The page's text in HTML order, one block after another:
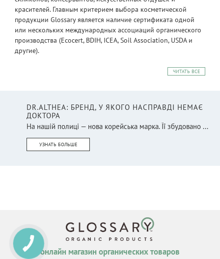
красителей. Главным критерием выбора косметической
продукции Glossary является наличие сертификата одной
или нескольких международных ассоциаций органического
производства (Ecocert, BDIH, ICEA, Soil Association, USDA и
другие).
ЧИТАТЬ ВСЕ
DR.ALTHEA: БРЕНД, У ЯКОГО НАСПРАВДІ НЕМАЄ
ДОКТОРА
На нашій полиці — нова корейська марка. Її збудовано ...
УЗНАТЬ БОЛЬШЕ
онлайн магазин органических товаров
КНОПКА
СВЯЗИ